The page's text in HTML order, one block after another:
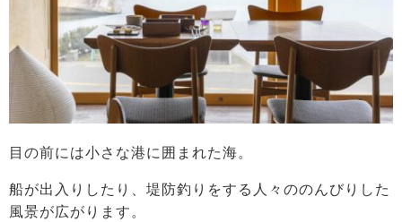
目の前には小さな港に囲まれた海。
船が出入りしたり、堤防釣りをする人々ののんびりした
風景が広がります。